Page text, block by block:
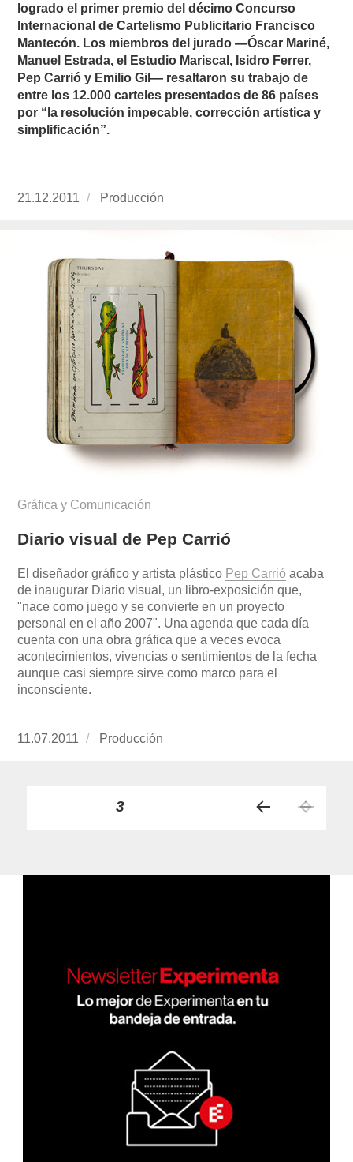
logrado el primer premio del décimo Concurso
Internacional de Cartelismo Publicitario Francisco
Mantecón. Los miembros del jurado —Óscar Mariné,
Manuel Estrada, el Estudio Mariscal, Isidro Ferrer,
Pep Carrió y Emilio Gil— resaltaron su trabajo de
entre los 12.000 carteles presentados de 86 países
por “la resolución impecable, corrección artística y
simplificación”.
Publicado
21.12.2011 https://www.experimenta.es/author/
Producción
Gráfica y Comunicación
Diario visual de Pep Carrió
El diseñador gráfico y artista plástico Pep Carrió acaba
de inaugurar Diario visual, un libro-exposición que,
"nace como juego y se convierte en un proyecto
personal en el año 2007". Una agenda que cada día
cuenta con una obra gráfica que a veces evoca
acontecimientos, vivencias o sentimientos de la fecha
aunque casi siempre sirve como marco para el
inconsciente.
Publicado
11.07.2011 https://www.experimenta.es/author/
Producción
Paginación
entradas
PÁGINA3